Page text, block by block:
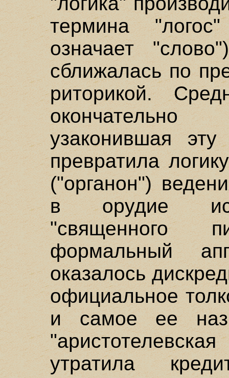
термина
означает
сближалась по
риторикой.
узаконившая
превратила
("органон")
в орудие
"священного
формальный
оказалось
официальное
и самое ее
утратила